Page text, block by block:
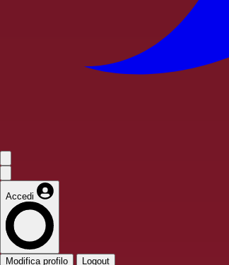
Accedi
Modifica profilo Logout